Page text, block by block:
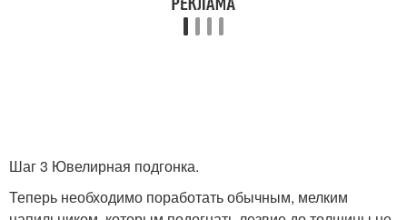
Шаг 3 Ювелирная подгонка.
Теперь необходимо поработать обычным, мелким